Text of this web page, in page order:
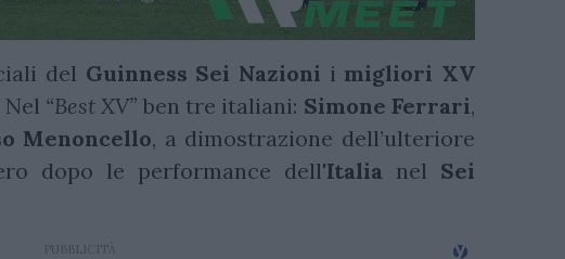
del Guinness Sei Nazioni i migliori XV
“Best XV” ben tre italiani: Simone Ferrari,
Menoncello, a dimostrazione dell’ulteriore
dopo le performance dell'Italia nel Sei